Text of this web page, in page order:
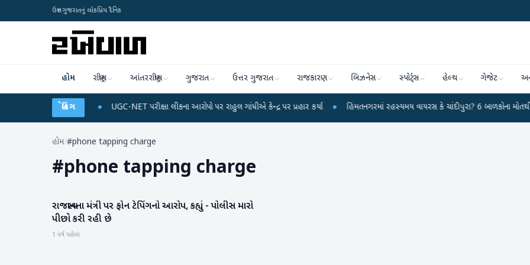
ઉત્તર ગુજરાતનું લોકપ્રિય દૈનિક
હોમ રાષ્ટ્રીય આંતરરાષ્ટ્રીય ગુજરાત ઉત્તર ગુજરાત રાજકારણ બિઝનેસ સ્પોર્ટ્સ હેલ્થ ગેજેટ
બ્રેકિંગ
● UGC-NET પરીક્ષા લીકના આરોપો પર રાહુલ ગાંધીએ કેન્દ્ર પર પ્રહાર કર્યા ● હિંમતનગરમાં રહસ્યમય વાયરસ કે ચાંદીપુરા? 6 બાળકોના મોતથી ફફડાટ
હોમ/#phone tapping charge
#phone tapping charge
રાષ્ટ્રીય
રાજસ્થાનના મંત્રી પર ફોન ટેપિંગનો આરોપ, કહ્યું - પોલીસ મારો
પીછો કરી રહી છે
1 વર્ષ પહેલા